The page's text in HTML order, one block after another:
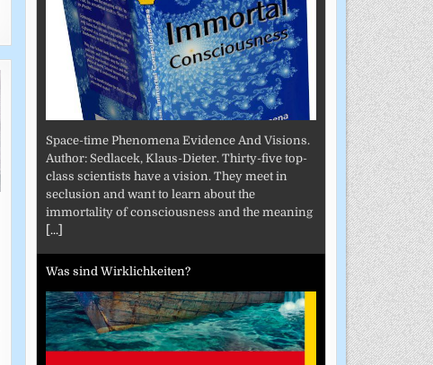
Space-time Phenomena Evidence And Visions.
Author: Sedlacek, Klaus-Dieter. Thirty-five top-
class scientists have a vision. They meet in
seclusion and want to learn about the
immortality of consciousness and the meaning
[...]
Was sind Wirklichkeiten?